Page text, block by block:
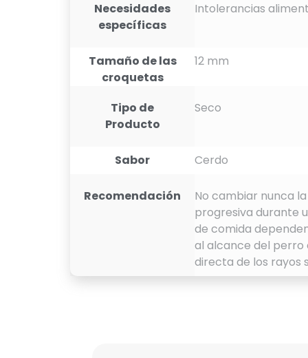
Necesidades
específicas
Intolerancias
Tamaño de las
croquetas
12 mm
Tipo de
Producto
Seco
Sabor Cerdo
Recomendación
No cambiar nunca
progresiva durante
de comida
al alcance del perro
directa de los rayos